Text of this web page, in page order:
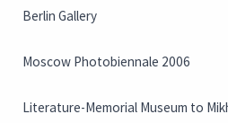
Berlin Gallery
Moscow Photobiennale 2006
Literature-Memorial Museum to